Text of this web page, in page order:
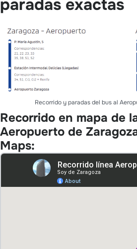
paradas exactas
Recorrido y paradas del bus al
Recorrido en mapa de
Aeropuerto de
Maps: